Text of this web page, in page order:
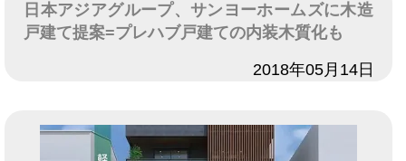
日本アジアグループ、サンヨーホームズに木造
戸建て提案=プレハブ戸建ての内装木質化も
2018年05月14日